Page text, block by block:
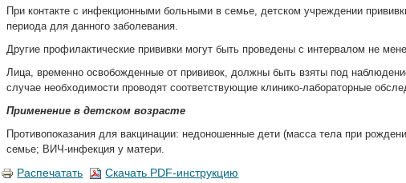
При контакте с инфекционными больными в семье, детском учреждении
периода для данного заболевания.
Другие профилактические прививки могут быть проведены с интервалом не
Лица, временно освобожденные от прививок, должны быть взяты под
случае необходимости проводят соответствующие клинико-лабораторные
Применение в детском возрасте
Противопоказания для вакцинации: недоношенные дети (масса тела при
семье; ВИЧ-инфекция у матери.
Распечатать Скачать PDF-инструкцию